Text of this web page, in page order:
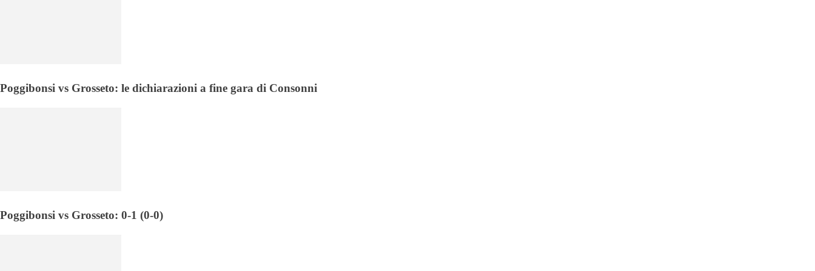
Poggibonsi vs Grosseto: le dichiarazioni a fine gara di Consonni
Poggibonsi vs Grosseto: 0-1 (0-0)